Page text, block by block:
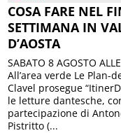
COSA FARE NEL
SETTIMANA IN
D’AOSTA
SABATO 8 AGOSTO
All’area verde Le Plan-
Clavel prosegue
le letture dantesche,
partecipazione di
Pistritto (...